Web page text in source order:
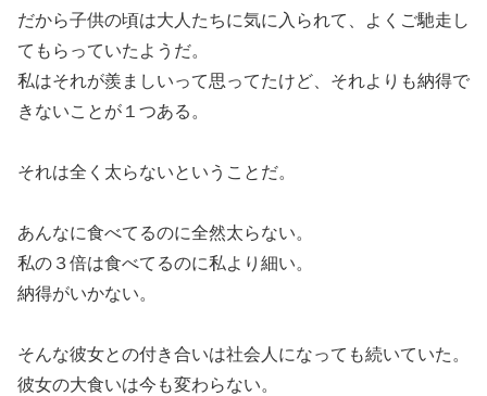
だから子供の頃は大人たちに気に入られて、よくご馳走し
てもらっていたようだ。
私はそれが羨ましいって思ってたけど、それよりも納得で
きないことが１つある。
それは全く太らないということだ。
あんなに食べてるのに全然太らない。
私の３倍は食べてるのに私より細い。
納得がいかない。
そんな彼女との付き合いは社会人になっても続いていた。
彼女の大食いは今も変わらない。